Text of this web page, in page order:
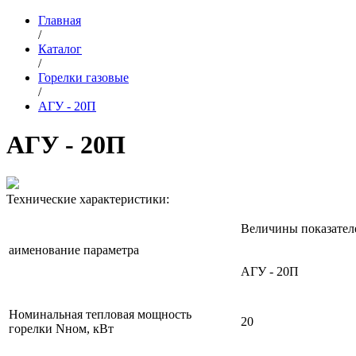
Главная
/
Каталог
/
Горелки газовые
/
АГУ - 20П
АГУ - 20П
Технические характеристики:
аименование параметра
Величины
АГУ - 20П
Номинальная тепловая мощность
горелки Nном, кВт
20